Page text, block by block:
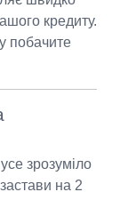
кредиту.
побачите
зрозуміло
на 2